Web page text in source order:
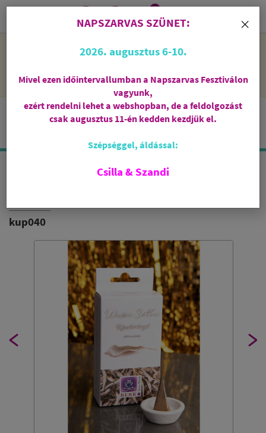
NAPSZARVAS SZÜNET: 2026. augusztus 6-10 - rendelni lehet
feldolgozni őket.
i
0
FEHÉR ZSÁLYA FÜSTÖLŐKÚP
kup040
×
NAPSZARVAS SZÜNET:
2026. augusztus 6-10.
Mivel ezen időintervallumban a Napszarvas Fesztiválon
vagyunk,
ezért rendelni lehet a webshopban, de a feldolgozást
csak augusztus 11-én kedden kezdjük el.
Szépséggel, áldással:
Csilla & Szandi